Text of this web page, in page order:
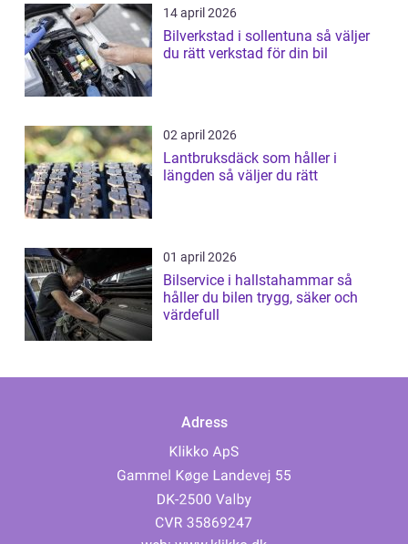
14 april 2026
Bilverkstad i sollentuna så väljer
du rätt verkstad för din bil
02 april 2026
Lantbruksdäck som håller i
längden så väljer du rätt
01 april 2026
Bilservice i hallstahammar så
håller du bilen trygg, säker och
värdefull
Adress